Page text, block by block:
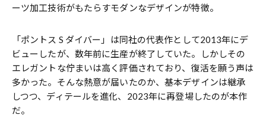
ーツ加工技術がもたらすモダンなデザインが特徴。
「ポントス S ダイバー」は同社の代表作として2013年にデ
ビューしたが、数年前に生産が終了していた。しかしその
エレガントな佇まいは高く評価されており、復活を願う声は
多かった。そんな熱意が届いたのか、基本デザインは継承
しつつ、ディテールを進化、2023年に再登場したのが本作
だ。